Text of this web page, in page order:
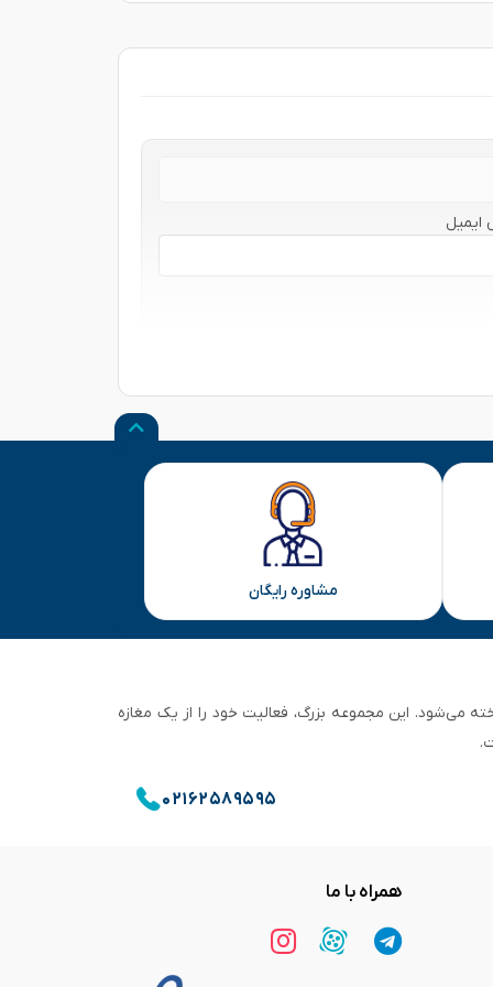
ایمیل
مشاوره رایگان
تهران شناخته می‌شود. این مجموعه بزرگ، فعالیت خود را از یک مغازه
۰۲۱۶۲۵۸۹۵۹۵
همراه با ما